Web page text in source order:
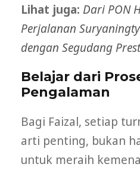
Lihat juga: Dari PON
Perjalanan
dengan Segudang
Belajar dari
Pengalaman
Bagi Faizal, setiap
arti penting, bukan
untuk meraih